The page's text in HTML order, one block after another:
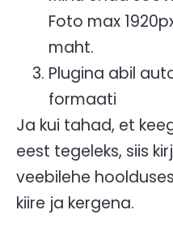
Foto max
maht.
Plugina abil
formaati
Ja kui tahad, et
eest tegeleks, siis
veebilehe
kiire ja kergena.